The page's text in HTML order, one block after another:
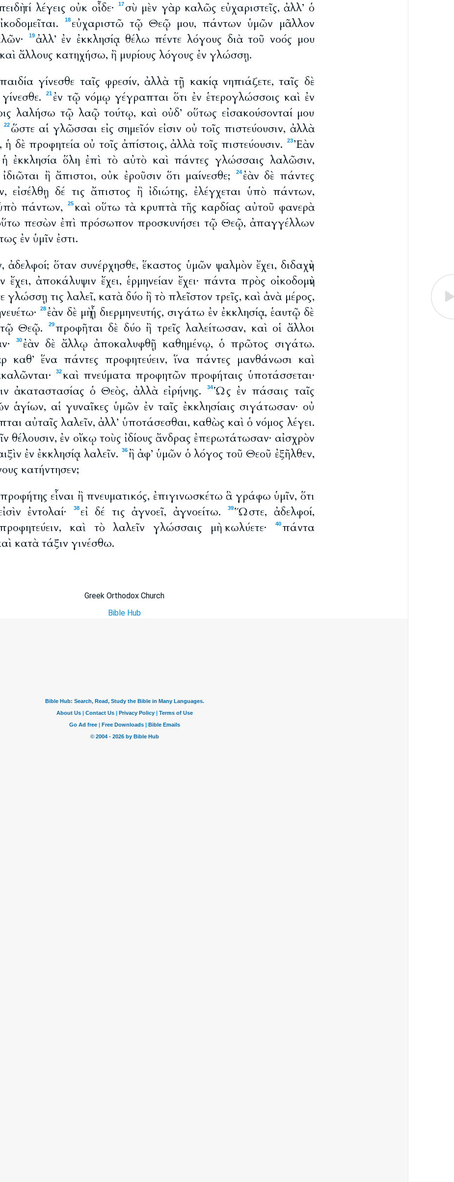
τί λέγεις οὐκ οἶδε·
17 σὺ μὲν γὰρ καλῶς εὐχαριστεῖς, ἀλλ’ ὁ
18 εὐχαριστῶ τῷ Θεῷ μου, πάντων ὑμῶν μᾶλλον
19ἀλλ’ ἐν ἐκκλησίᾳ θέλω πέντε λόγους διὰ τοῦ νοός μου
ἄλλους κατηχήσω, ἢ μυρίους λόγους ἐν γλώσσῃ.
γίνεσθε ταῖς φρεσίν, ἀλλὰ τῇ κακίᾳ νηπιάζετε, ταῖς δὲ
21 ἐν τῷ νόμῳ γέγραπται ὅτι ἐν ἑτερογλώσσοις καὶ ἐν
λαλήσω τῷ λαῷ τούτῳ, καὶ οὐδ’ οὕτως εἰσακούσονταί μου
22 ὥστε αἱ γλῶσσαι εἰς σημεῖόν εἰσιν οὐ τοῖς πιστεύουσιν, ἀλλὰ
ἡ δὲ προφητεία οὐ τοῖς ἀπίστοις, ἀλλὰ τοῖς πιστεύουσιν.
23 Ἐὰν
ἐκκλησία ὅλη ἐπὶ τὸ αὐτὸ καὶ πάντες γλώσσαις λαλῶσιν,
ἢ ἄπιστοι, οὐκ ἐροῦσιν ὅτι μαίνεσθε;
24 ἐὰν δὲ πάντες
εἰσέλθῃ δέ τις ἄπιστος ἢ ἰδιώτης, ἐλέγχεται ὑπὸ πάντων,
πάντων,
25 καὶ οὕτω τὰ κρυπτὰ τῆς καρδίας αὐτοῦ φανερὰ
οὕτω πεσὼν ἐπὶ πρόσωπον προσκυνήσει τῷ Θεῷ, ἀπαγγέλλων
ἐν ὑμῖν ἐστι.
ἀδελφοί; ὅταν συνέρχησθε, ἕκαστος ὑμῶν ψαλμὸν ἔχει, διδαχὴν
ἔχει, ἀποκάλυψιν ἔχει, ἑρμηνείαν ἔχει· πάντα πρὸς οἰκοδομὴν
γλώσσῃ τις λαλεῖ, κατὰ δύο ἢ τὸ πλεῖστον τρεῖς, καὶ ἀνὰ μέρος,
28 ἐὰν δὲ μὴ ᾖ διερμηνευτής, σιγάτω ἐν ἐκκλησίᾳ, ἑαυτῷ δὲ
τῷ Θεῷ.
29 προφῆται δὲ δύο ἢ τρεῖς λαλείτωσαν, καὶ οἱ ἄλλοι
30 ἐὰν δὲ ἄλλῳ ἀποκαλυφθῇ καθημένῳ, ὁ πρῶτος σιγάτω.
καθ’ ἕνα πάντες προφητεύειν, ἵνα πάντες μανθάνωσι καὶ
32καὶ πνεύματα προφητῶν προφήταις ὑποτάσσεται·
ἀκαταστασίας ὁ Θεὸς, ἀλλὰ εἰρήνης. 34Ὡς ἐν πάσαις ταῖς
ἁγίων, αἱ γυναῖκες ὑμῶν ἐν ταῖς ἐκκλησίαις σιγάτωσαν· οὐ
αὐταῖς λαλεῖν, ἀλλ’ ὑποτάσεσθαι, καθὼς καὶ ὁ νόμος λέγει.
θέλουσιν, ἐν οἴκῳ τοὺς ἰδίους ἄνδρας ἐπερωτάτωσαν· αἰσχρὸν
ἐν ἐκκλησίᾳ λαλεῖν.
36ἢ ἀφ’ ὑμῶν ὁ λόγος τοῦ Θεοῦ ἐξῆλθεν,
κατήντησεν;
προφήτης εἶναι ἢ πνευματικός, ἐπιγινωσκέτω ἃ γράφω ὑμῖν, ὅτι
ἐντολαί·
38 εἰ δέ τις ἀγνοεῖ, ἀγνοείτω. 39Ὥστε, ἀδελφοί,
καὶ τὸ λαλεῖν γλώσσαις μὴ κωλύετε·
40 πάντα
κατὰ τάξιν γινέσθω.
Greek Orthodox Church
Bible Hub